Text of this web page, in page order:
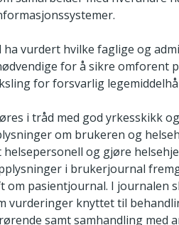
ha vurdert hvilke faglige og
for å sikre omforent
for forsvarlig
i tråd med god yrkesskikk
om brukeren og
og gjøre
i brukerjournal
om pasientjournal. I journalen
vurderinger knyttet til
samt samhandling med